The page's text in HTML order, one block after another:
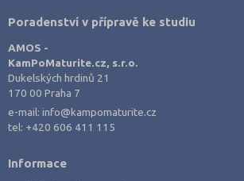
Poradenství v přípravě ke studiu
AMOS -
KamPoMaturite.cz, s.r.o.
Dukelských hrdinů 21
170 00 Praha 7
e-mail:info@kampomaturite.cz
tel: +420 606 411 115
Informace